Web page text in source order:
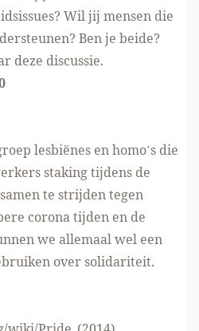
Wil jij mensen die
Ben je beide?
deze discussie.
lesbiënes en homo’s die
staking tijdens de
te strijden tegen
corona tijden en de
we allemaal wel een
over solidariteit.